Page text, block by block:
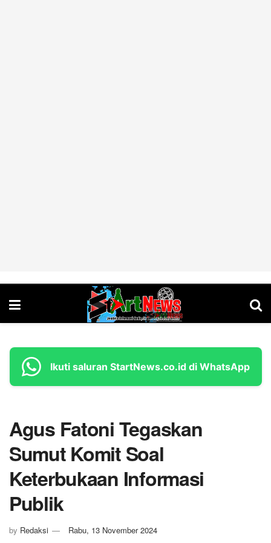
Ikuti saluran StartNews.co.id di WhatsApp
Agus Fatoni Tegaskan
Sumut Komit Soal
Keterbukaan Informasi
Publik
by Redaksi Rabu, 13 November 2024